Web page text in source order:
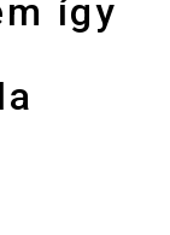
így